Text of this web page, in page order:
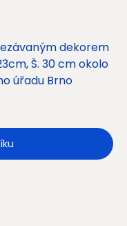
dekorem
úřadu Brno